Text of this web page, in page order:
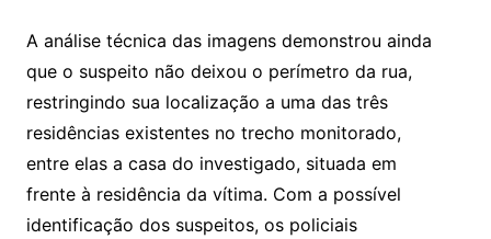
A análise técnica das imagens demonstrou ainda
que o suspeito não deixou o perímetro da rua,
restringindo sua localização a uma das três
residências existentes no trecho monitorado,
entre elas a casa do investigado, situada em
frente à residência da vítima. Com a possível
identificação dos suspeitos, os policiais